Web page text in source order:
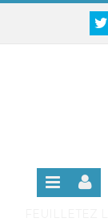
Panneau de
SE